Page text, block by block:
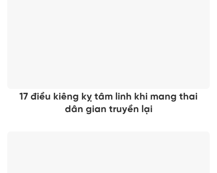
17 điều kiêng kỵ tâm linh khi mang thai
dân gian truyền lại